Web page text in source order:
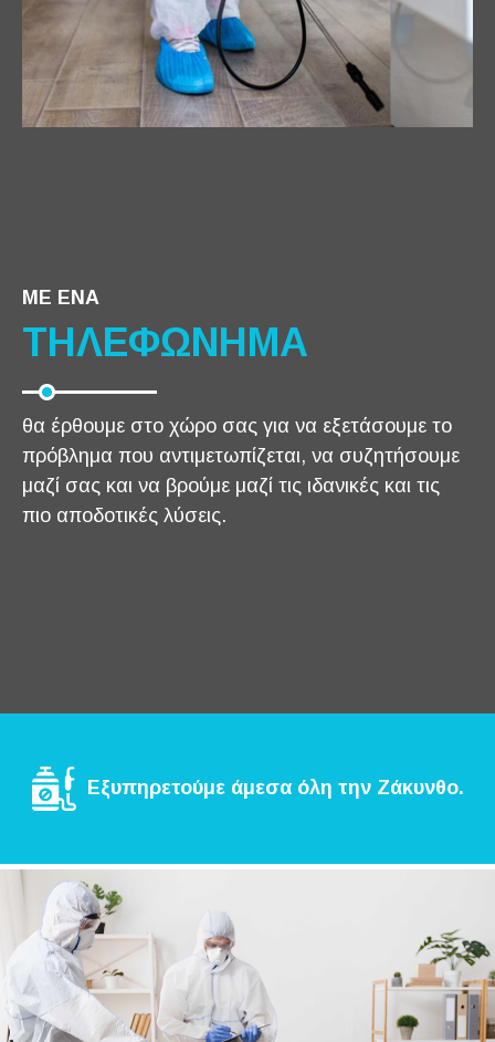
ΜΕ ΕΝΑ
ΤΗΛΕΦΩΝΗΜΑ
θα έρθουμε στο χώρο σας για να εξετάσουμε το
πρόβλημα που αντιμετωπίζεται, να συζητήσουμε
μαζί σας και να βρούμε μαζί τις ιδανικές και τις
πιο αποδοτικές λύσεις.
Εξυπηρετούμε άμεσα όλη την Ζάκυνθο.